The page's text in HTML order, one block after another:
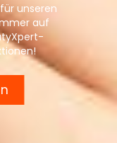
unseren
auf